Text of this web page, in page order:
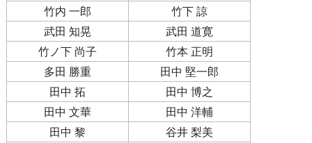
竹内 一郎
竹下 諒
武田 知晃
武田 道寛
竹ノ下 尚子
竹本 正明
多田 勝重
田中 堅一郎
田中 拓
田中 博之
田中 文華
田中 洋輔
田中 黎
谷井 梨美